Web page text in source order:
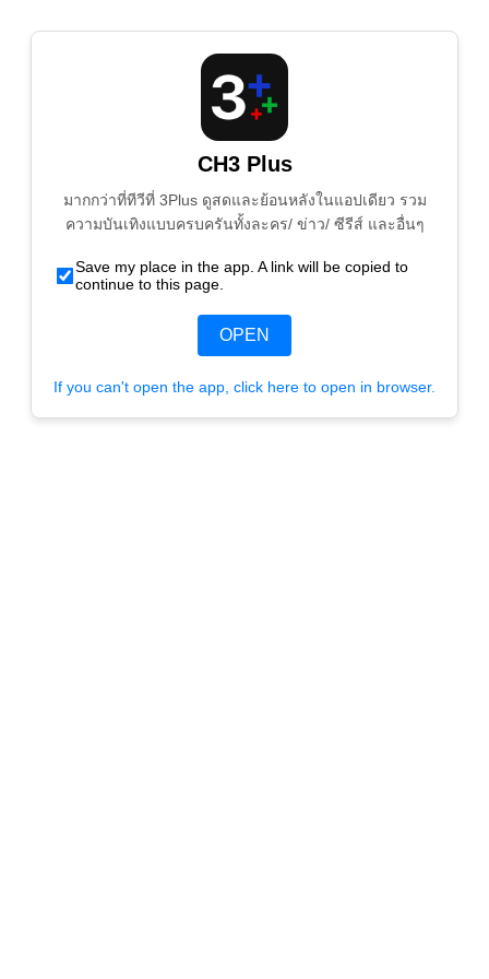
CH3 Plus
มากกว่าที่ทีวีที่ 3Plus ดูสดและย้อนหลังในแอปเดียว รวม
ความบันเทิงแบบครบครันทั้งละคร/ ข่าว/ ซีรีส์ และอื่นๆ
Save my place in the app. A link will be copied to
continue to this page.
OPEN
If you can't open the app, click here to open in browser.